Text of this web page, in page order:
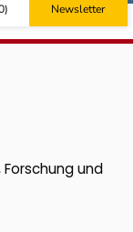
) Newsletter
und